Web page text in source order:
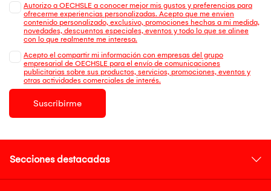
Autorizo a OECHSLE a conocer mejor mis gustos y preferencias para
ofrecerme experiencias personalizadas. Acepto que me envien
contenido personalizado, exclusivo, promociones hechas a mi medida,
novedades, descuentos especiales, eventos y todo lo que se alinee
con lo que realmente me interesa.
Acepto el compartir mi información con empresas del grupo
empresarial de OECHSLE para el envío de comunicaciones
publicitarias sobre sus productos, servicios, promociones, eventos y
otras actividades comerciales de interés.
Suscribirme
Secciones destacadas